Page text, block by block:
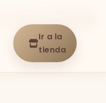
Ir a la
tienda